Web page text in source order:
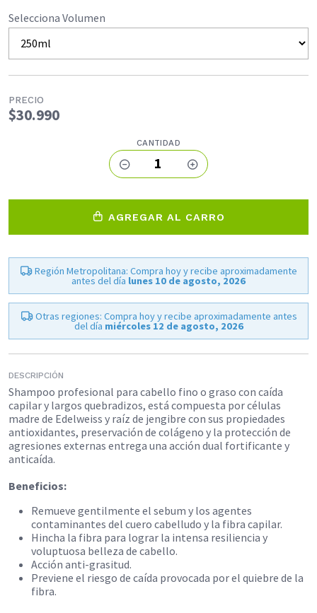
Selecciona Volumen
PRECIO
$30.990
CANTIDAD
1
AGREGAR AL CARRO
Región Metropolitana: Compra hoy y recibe aproximadamente
antes del día lunes 10 de agosto, 2026
Otras regiones: Compra hoy y recibe aproximadamente antes
del día miércoles 12 de agosto, 2026
DESCRIPCIÓN
Shampoo profesional para cabello fino o graso con caída
capilar y largos quebradizos, está compuesta por células
madre de Edelweiss y raíz de jengibre con sus propiedades
antioxidantes, preservación de colágeno y la protección de
agresiones externas entrega una acción dual fortificante y
anticaída.
Beneficios:
Remueve gentilmente el sebum y los agentes
contaminantes del cuero cabelludo y la fibra capilar.
Hincha la fibra para lograr la intensa resiliencia y
voluptuosa belleza de cabello.
Acción anti-grasitud.
Previene el riesgo de caída provocada por el quiebre de la
fibra.